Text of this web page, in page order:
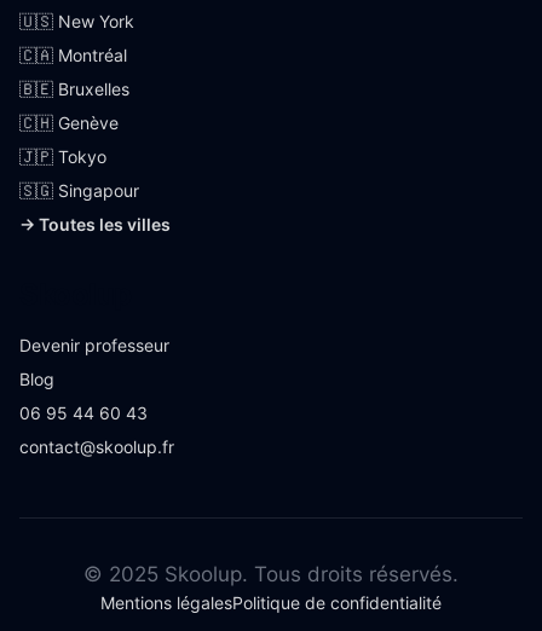
🇺🇸 New York
🇨🇦 Montréal
🇧🇪 Bruxelles
🇨🇭 Genève
🇯🇵 Tokyo
🇸🇬 Singapour
→ Toutes les villes
Devenir professeur
Blog
06 95 44 60 43
contact@skoolup.fr
© 2025 Skoolup. Tous droits réservés.
Mentions légalesPolitique de confidentialité